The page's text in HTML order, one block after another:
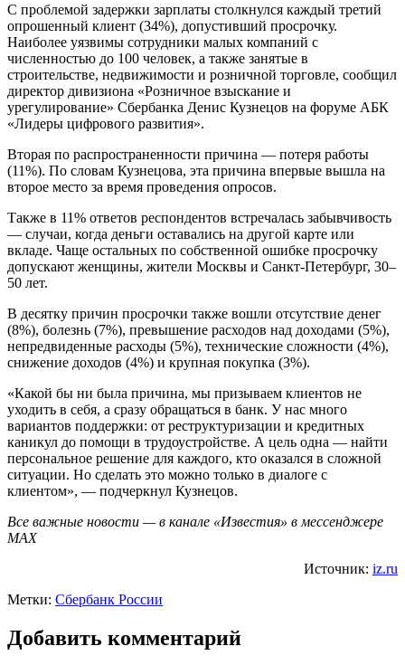
С проблемой задержки зарплаты столкнулся каждый третий
опрошенный клиент (34%), допустивший просрочку.
Наиболее уязвимы сотрудники малых компаний с
численностью до 100 человек, а также занятые в
строительстве, недвижимости и розничной торговле, сообщил
директор дивизиона «Розничное взыскание и
урегулирование» Сбербанка Денис Кузнецов на форуме АБК
«Лидеры цифрового развития».
Вторая по распространенности причина — потеря работы
(11%). По словам Кузнецова, эта причина впервые вышла на
второе место за время проведения опросов.
Также в 11% ответов респондентов встречалась забывчивость
— случаи, когда деньги оставались на другой карте или
вкладе. Чаще остальных по собственной ошибке просрочку
допускают женщины, жители Москвы и Санкт-Петербург, 30–
50 лет.
В десятку причин просрочки также вошли отсутствие денег
(8%), болезнь (7%), превышение расходов над доходами (5%),
непредвиденные расходы (5%), технические сложности (4%),
снижение доходов (4%) и крупная покупка (3%).
«Какой бы ни была причина, мы призываем клиентов не
уходить в себя, а сразу обращаться в банк. У нас много
вариантов поддержки: от реструктуризации и кредитных
каникул до помощи в трудоустройстве. А цель одна — найти
персональное решение для каждого, кто оказался в сложной
ситуации. Но сделать это можно только в диалоге с
клиентом», — подчеркнул Кузнецов.
Все важные новости — в канале «Известия» в мессенджере
МАХ
Источник: iz.ru
Метки: Сбербанк России
Добавить комментарий